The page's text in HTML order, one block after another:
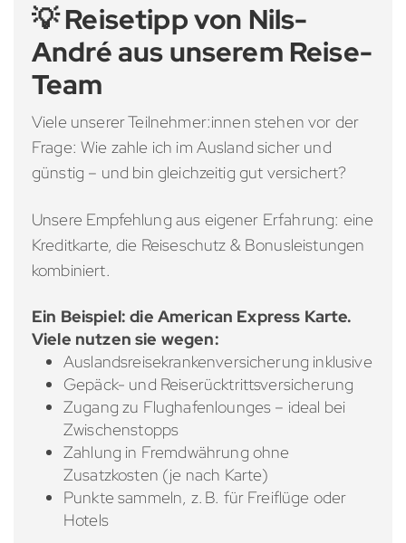
💡 Reisetipp von Nils-
André aus unserem Reise-
Team
Viele unserer Teilnehmer:innen stehen vor der
Frage: Wie zahle ich im Ausland sicher und
günstig – und bin gleichzeitig gut versichert?
Unsere Empfehlung aus eigener Erfahrung: eine
Kreditkarte, die Reiseschutz & Bonusleistungen
kombiniert.
Ein Beispiel: die American Express Karte.
Viele nutzen sie wegen:
Auslandsreisekrankenversicherung inklusive
Gepäck- und Reiserücktrittsversicherung
Zugang zu Flughafenlounges – ideal bei
Zwischenstopps
Zahlung in Fremdwährung ohne
Zusatzkosten (je nach Karte)
Punkte sammeln, z. B. für Freiflüge oder
Hotels